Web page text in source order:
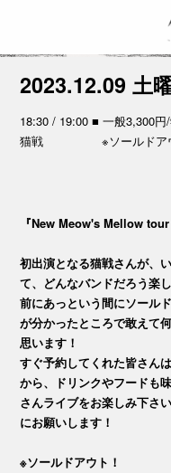
2023.12.09 土
18:30 / 19:00 ■ 一般3,300
猫戦 ※ソールドアウ
『New Meow's Mellow tour
初出演となる猫戦さんが、
て、どんなバンドだろう楽
前にあっという間にソール
が分かったところで敢えて
思います！
すぐ予約してくれた皆さん
から、ドリンクやフードも
さんライブをお楽しみ下さ
にお願いします！
※ソールドアウト！